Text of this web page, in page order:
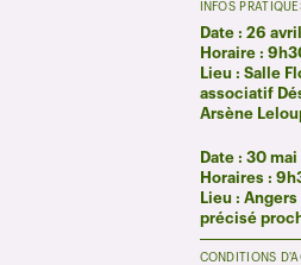
INFOS
Date : 26
Horaire :
Lieu : Salle
associatif
Arsène
Date : 30
Horaires :
Lieu :
précisé
CONDITIONS